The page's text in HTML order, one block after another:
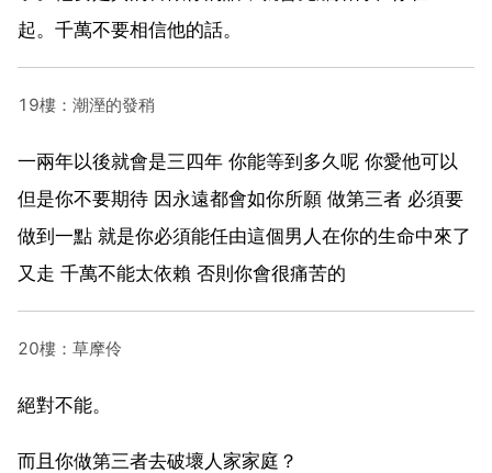
起。千萬不要相信他的話。
19樓：潮溼的發稍
一兩年以後就會是三四年 你能等到多久呢 你愛他可以
但是你不要期待 因永遠都會如你所願 做第三者 必須要
做到一點 就是你必須能任由這個男人在你的生命中來了
又走 千萬不能太依賴 否則你會很痛苦的
20樓：草摩伶
絕對不能。
而且你做第三者去破壞人家家庭？